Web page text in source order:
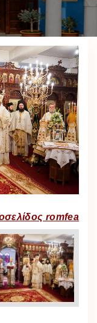
romfea